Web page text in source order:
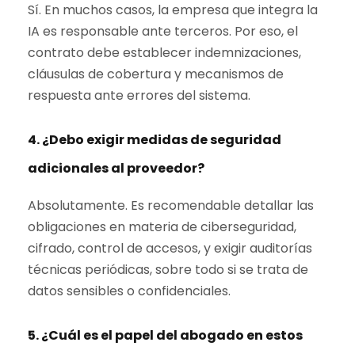
Sí. En muchos casos, la empresa que integra la
IA es responsable ante terceros. Por eso, el
contrato debe establecer indemnizaciones,
cláusulas de cobertura y mecanismos de
respuesta ante errores del sistema.
4. ¿Debo exigir medidas de seguridad
adicionales al proveedor?
Absolutamente. Es recomendable detallar las
obligaciones en materia de ciberseguridad,
cifrado, control de accesos, y exigir auditorías
técnicas periódicas, sobre todo si se trata de
datos sensibles o confidenciales.
5. ¿Cuál es el papel del abogado en estos